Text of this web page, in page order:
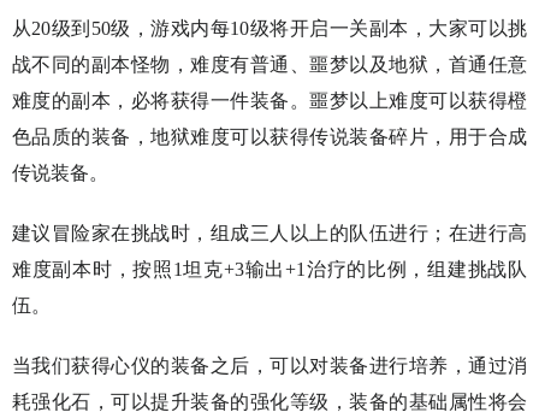
从20级到50级，游戏内每10级将开启一关副本，大家可以挑
战不同的副本怪物，难度有普通、噩梦以及地狱，首通任意
难度的副本，必将获得一件装备。噩梦以上难度可以获得橙
色品质的装备，地狱难度可以获得传说装备碎片，用于合成
传说装备。
建议冒险家在挑战时，组成三人以上的队伍进行；在进行高
难度副本时，按照1坦克+3输出+1治疗的比例，组建挑战队
伍。
当我们获得心仪的装备之后，可以对装备进行培养，通过消
耗强化石，可以提升装备的强化等级，装备的基础属性将会